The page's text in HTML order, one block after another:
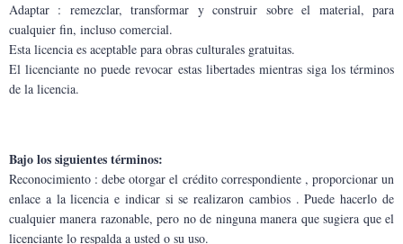
Adaptar : remezclar, transformar y construir sobre el material, para
cualquier fin, incluso comercial.
Esta licencia es aceptable para obras culturales gratuitas.
El licenciante no puede revocar estas libertades mientras siga los términos
de la licencia.
Bajo los siguientes términos:
Reconocimiento : debe otorgar el crédito correspondiente , proporcionar un
enlace a la licencia e indicar si se realizaron cambios . Puede hacerlo de
cualquier manera razonable, pero no de ninguna manera que sugiera que el
licenciante lo respalda a usted o su uso.